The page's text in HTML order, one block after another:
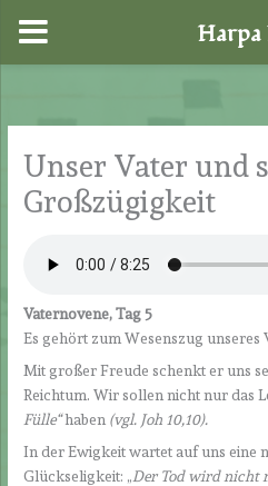
springen
Unser Vater und
Großzügigkeit
Vaternovene, Tag 5
Es gehört zum Wesenszug unseres
Mit großer Freude schenkt er uns
Reichtum. Wir sollen nicht nur das
Fülle“haben (vgl. Joh 10,10).
In der Ewigkeit wartet auf uns eine
Glückseligkeit: „Der Tod wird nicht
Harpa